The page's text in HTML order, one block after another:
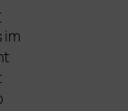
im